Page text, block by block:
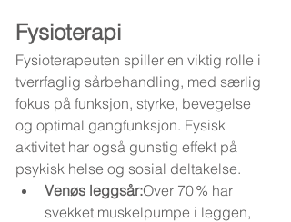
Fysioterapi
Fysioterapeuten spiller en viktig rolle i
tverrfaglig sårbehandling, med særlig
fokus på funksjon, styrke, bevegelse
og optimal gangfunksjon. Fysisk
aktivitet har også gunstig effekt på
psykisk helse og sosial deltakelse.
Venøs leggsår:Over 70 % har
svekket muskelpumpe i leggen,